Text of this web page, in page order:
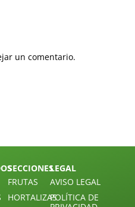
un comentario.
SECCIONES
FRUTAS
HORTALIZAS
LEGAL
AVISO LEGAL
POLÍTICA DE